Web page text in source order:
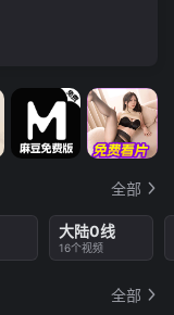
全部
大陆0线
16个视频
全部